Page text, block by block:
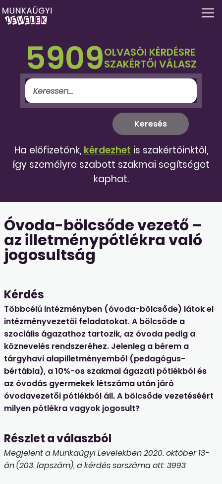
5909OLVASÓI KÉRDÉSRE
SZAKÉRTŐI VÁLASZ
Ha előfizetőnk, kérdezhet is szakértőinktől,
így személyre szabott szakmai segítséget
kaphat.
Óvoda-bölcsőde vezető –
az illetménypótlékra való
jogosultság
Kérdés
Többcélú intézményben (óvoda-bölcsőde) látok el
intézményvezetői feladatokat. A bölcsőde a
szociális ágazathoz tartozik, az óvoda pedig a
köznevelés rendszeréhez. Jelenleg a bérem a
tárgyhavi alapilletményemből (pedagógus-
bértábla), a 10%-os szakmai ágazati pótlékból és
az óvodás gyermekek létszáma után járó
óvodavezetői pótlékból áll. A bölcsőde vezetéséért
milyen pótlékra vagyok jogosult?
Részlet a válaszból
Megjelent a Munkaügyi Levelekben 2020. október 13-
án (203. lapszám), a kérdés sorszáma ott: 3993